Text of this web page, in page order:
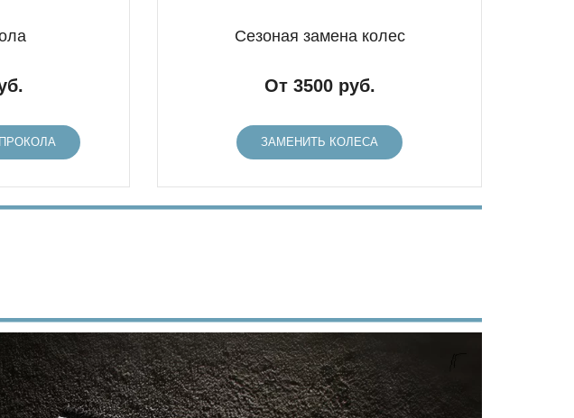
Сезоная замена колес
От 3500 руб.
ЗАМЕНИТЬ КОЛЕСА